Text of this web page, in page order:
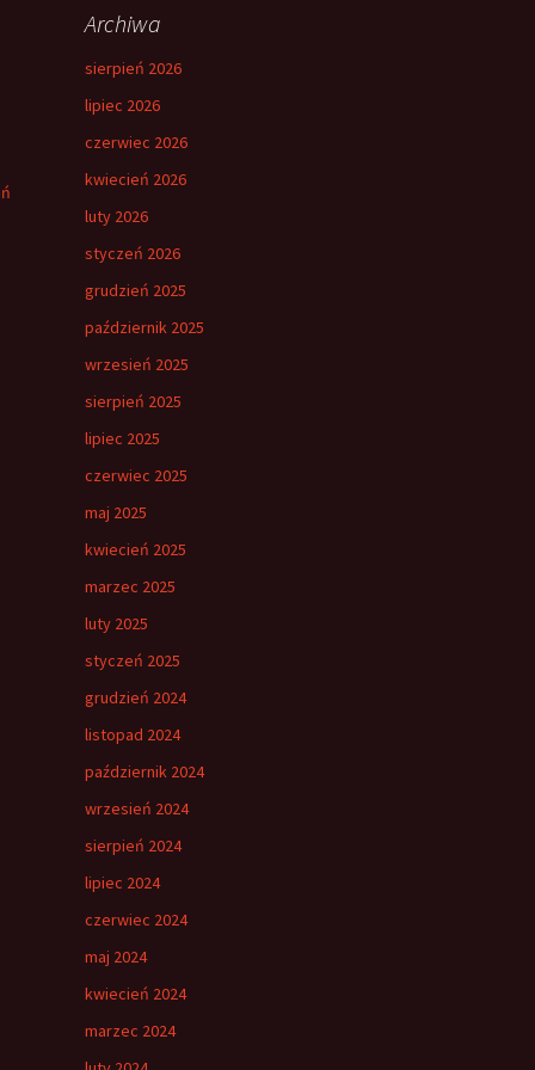
Archiwa
sierpień 2026
lipiec 2026
czerwiec 2026
kwiecień 2026
luty 2026
styczeń 2026
grudzień 2025
październik 2025
wrzesień 2025
sierpień 2025
lipiec 2025
czerwiec 2025
maj 2025
kwiecień 2025
marzec 2025
luty 2025
styczeń 2025
grudzień 2024
listopad 2024
październik 2024
wrzesień 2024
sierpień 2024
lipiec 2024
czerwiec 2024
maj 2024
kwiecień 2024
marzec 2024